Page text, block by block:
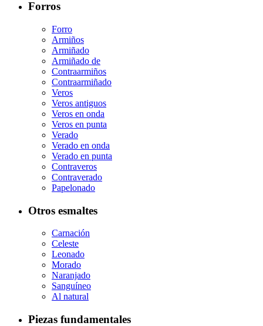
Forros
Forro
Armiños
Armiñado
Armiñado de
Contraarmiños
Contraarmiñado
Veros
Veros antiguos
Veros en onda
Veros en punta
Verado
Verado en onda
Verado en punta
Contraveros
Contraverado
Papelonado
Otros esmaltes
Carnación
Celeste
Leonado
Morado
Naranjado
Sanguíneo
Al natural
Piezas fundamentales